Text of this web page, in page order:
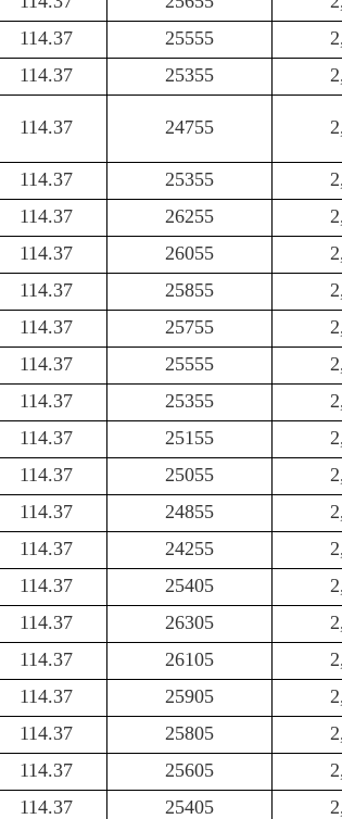
114.37 25555
114.37 25355
114.37 24755
114.37 25355
114.37 26255
114.37 26055
114.37 25855
114.37 25755
114.37 25555
114.37 25355
114.37 25155
114.37 25055
114.37 24855
114.37 24255
114.37 25405
114.37 26305
114.37 26105
114.37 25905
114.37 25805
114.37 25605
114.37 25405